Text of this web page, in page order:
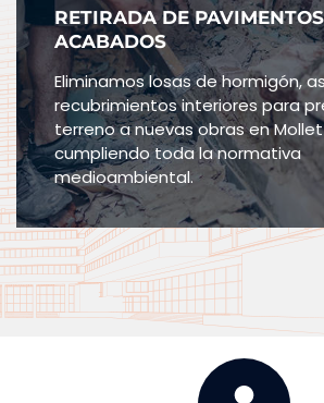
RETIRADA DE
ACABADOS
Eliminamos losas de hormigón,
recubrimientos interiores para
terreno a nuevas obras en
cumpliendo toda la normativa
medioambiental.